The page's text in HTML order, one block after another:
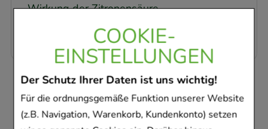
COOKIE-
EINSTELLUNGEN
Der Schutz Ihrer Daten ist uns wichtig!
Für die ordnungsgemäße Funktion unserer Website
(z.B. Navigation, Warenkorb, Kundenkonto) setzen
Wirkung der Zitronensäure.
Kunden, die dieses
Produkt gekauft